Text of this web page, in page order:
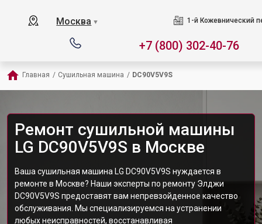
Москва ▼ 1-й Кожевнический
+7 (800) 302-40-76
Главная / Сушильная машина / DC90V5V9S
Ремонт сушильной машины
LG DC90V5V9S в Москве
Ваша сушильная машина LG DC90V5V9S нуждается в
ремонте в Москве? Наши эксперты по ремонту Элджи
DC90V5V9S предоставят вам непревзойденное качество
обслуживания. Мы специализируемся на устранении
любых неисправностей, восстанавливая